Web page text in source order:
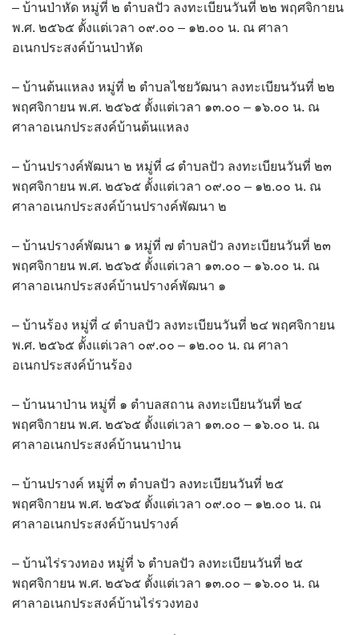
งบแสดงฐานะการเงิน เทศบาลตำบลปัว ประจำปีงบประมาณ 2561
ติดต่อหน่วยงาน
ที่พัก
Amante Baristro Hotel & Cafe’ @Pua
C View Home
Deply
Go Hight ‘O Village
HOMU Villa
Montha Residence
Shanti – Retreat
ก๋างโต้งคอฟฟี่รีสอร์ท
ต้นแหลงโฮมสเตย์
นครน่านอพาร์ทเม้น
นะลาวิวรีสอร์ท
– บ้านป่าหัด หมู่ที่ ๒ ตำบลปัว ลงทะเบียนวันที่ ๒๒ พฤศจิกายน
พ.ศ. ๒๕๖๕ ตั้งแต่เวลา ๐๙.๐๐ – ๑๒.๐๐ น. ณ ศาลา
อเนกประสงค์บ้านป่าหัด
– บ้านต้นแหลง หมู่ที่ ๒ ตำบลไชยวัฒนา ลงทะเบียนวันที่ ๒๒
พฤศจิกายน พ.ศ. ๒๕๖๕ ตั้งแต่เวลา ๑๓.๐๐ – ๑๖.๐๐ น. ณ
ศาลาอเนกประสงค์บ้านต้นแหลง
– บ้านปรางค์พัฒนา ๒ หมู่ที่ ๘ ตำบลปัว ลงทะเบียนวันที่ ๒๓
พฤศจิกายน พ.ศ. ๒๕๖๕ ตั้งแต่เวลา ๐๙.๐๐ – ๑๒.๐๐ น. ณ
ศาลาอเนกประสงค์บ้านปรางค์พัฒนา ๒
– บ้านปรางค์พัฒนา ๑ หมู่ที่ ๗ ตำบลปัว ลงทะเบียนวันที่ ๒๓
พฤศจิกายน พ.ศ. ๒๕๖๕ ตั้งแต่เวลา ๑๓.๐๐ – ๑๖.๐๐ น. ณ
ศาลาอเนกประสงค์บ้านปรางค์พัฒนา ๑
– บ้านร้อง หมู่ที่ ๔ ตำบลปัว ลงทะเบียนวันที่ ๒๔ พฤศจิกายน
พ.ศ. ๒๕๖๕ ตั้งแต่เวลา ๐๙.๐๐ – ๑๒.๐๐ น. ณ ศาลา
อเนกประสงค์บ้านร้อง
– บ้านนาป่าน หมู่ที่ ๑ ตำบลสถาน ลงทะเบียนวันที่ ๒๔
พฤศจิกายน พ.ศ. ๒๕๖๕ ตั้งแต่เวลา ๑๓.๐๐ – ๑๖.๐๐ น. ณ
ศาลาอเนกประสงค์บ้านนาป่าน
– บ้านปรางค์ หมู่ที่ ๓ ตำบลปัว ลงทะเบียนวันที่ ๒๕
พฤศจิกายน พ.ศ. ๒๕๖๕ ตั้งแต่เวลา ๐๙.๐๐ – ๑๒.๐๐ น. ณ
ศาลาอเนกประสงค์บ้านปรางค์
– บ้านไร่รวงทอง หมู่ที่ ๖ ตำบลปัว ลงทะเบียนวันที่ ๒๕
พฤศจิกายน พ.ศ. ๒๕๖๕ ตั้งแต่เวลา ๑๓.๐๐ – ๑๖.๐๐ น. ณ
ศาลาอเนกประสงค์บ้านไร่รวงทอง